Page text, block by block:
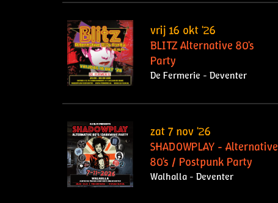
vrij 16 okt '26
BLITZ Alternative 80's
Party
De Fermerie - Deventer
zat 7 nov '26
SHADOWPLAY - Alternative
80's / Postpunk Party
Walhalla - Deventer